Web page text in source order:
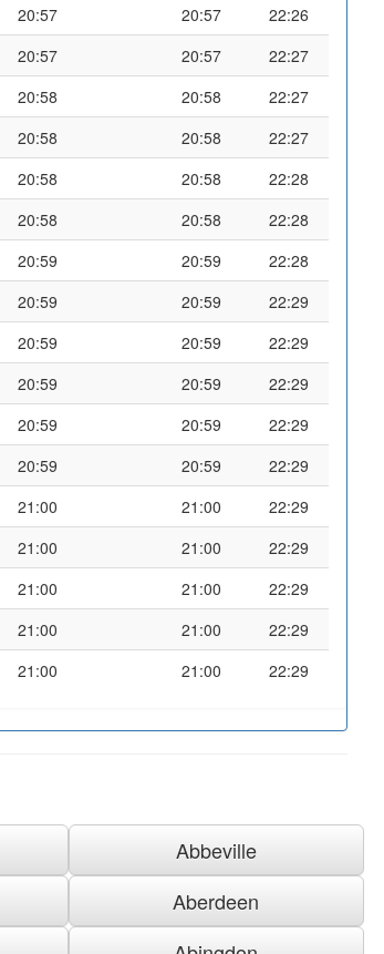
20:57 20:57
22:26
20:57 20:57
22:27
20:58 20:58
22:27
20:58 20:58
22:27
20:58 20:58
22:28
20:58 20:58
22:28
20:59 20:59
22:28
20:59 20:59
22:29
20:59 20:59
22:29
20:59 20:59
22:29
20:59 20:59
22:29
20:59 20:59
22:29
21:00 21:00
22:29
21:00 21:00
22:29
21:00 21:00
22:29
21:00 21:00
22:29
21:00 21:00 22:29
Abbeville
Aberdeen